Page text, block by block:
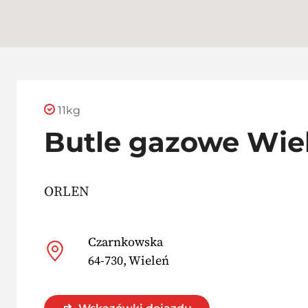
11kg
Butle gazowe
ORLEN
Czarnkowska
64-730, Wieleń